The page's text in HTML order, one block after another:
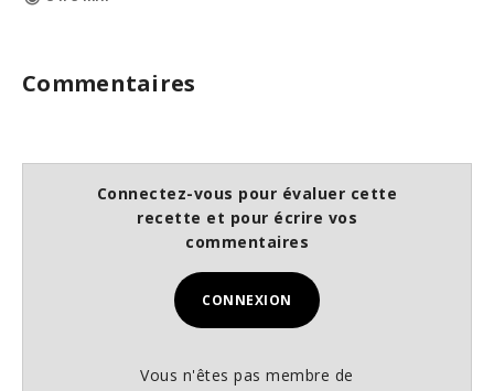
Commentaires
Connectez-vous pour évaluer cette
recette et pour écrire vos
commentaires
CONNEXION
Vous n'êtes pas membre de